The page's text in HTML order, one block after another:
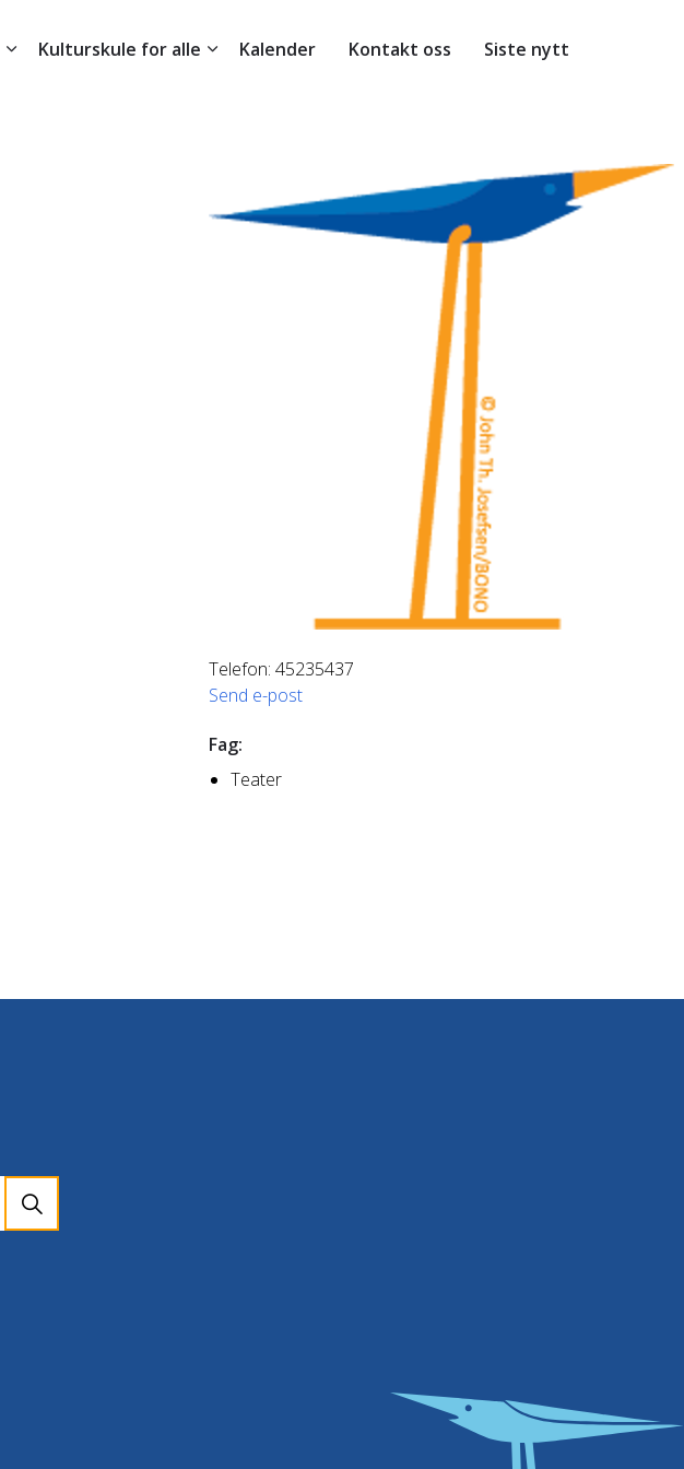
Kulturskule for alle Kalender Kontakt oss Siste nytt
Telefon: 45235437
Send e-post
Fag:
Teater